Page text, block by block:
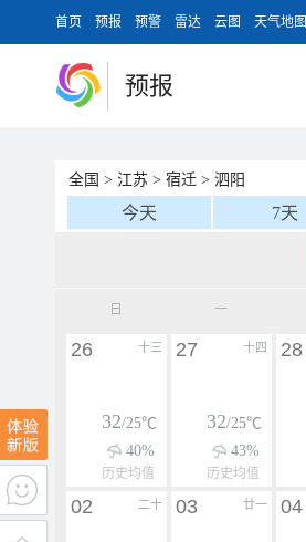
首页 预报 预警 雷达 云图 天气地图
预报
全国 > 江苏 > 宿迁 > 泗阳
今天 7天
日 一
十三
26
32/25℃
40%
历史均值
十四
27
32/25℃
43%
历史均值
28
二十
02 廿一
03 04